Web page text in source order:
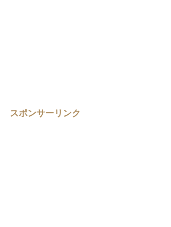
スポンサーリンク